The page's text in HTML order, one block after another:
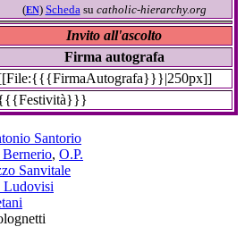
(EN) Scheda su catholic-hierarchy.org
Invito all'ascolto
Firma autografa
Santorio
, O.P.
Sanvitale